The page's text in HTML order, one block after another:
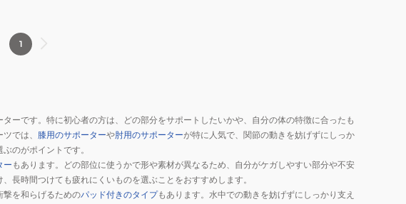
1
ーです。特に初心者の方は、どの部分をサポートしたいかや、自分の体の特徴に合ったも
では、 膝用のサポーターや肘用のサポーターが特に人気で、関節の動きを妨げずにしっか
のがポイントです。
ー もあります。どの部位に使うかで形や素材が異なるため、自分がケガしやすい部分や不安
長時間つけても疲れにくいものを選ぶことをおすすめします。
撃を和らげるためのパッド付きのタイプもあります。水中での動きを妨げずにしっかり支え